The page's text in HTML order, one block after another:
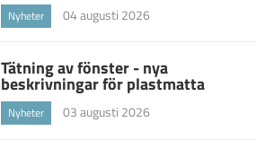
Nyheter 04 augusti 2026
Tätning av fönster - nya
beskrivningar för plastmatta
Nyheter 03 augusti 2026